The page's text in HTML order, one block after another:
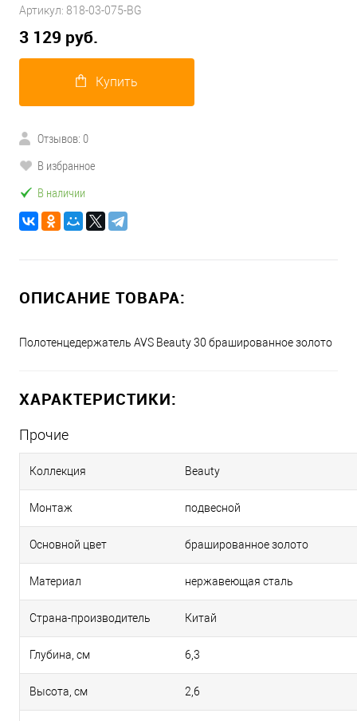
Артикул: 818-03-075-BG
3 129 руб.
Купить
Отзывов: 0
В избранное
В наличии
ОПИСАНИЕ ТОВАРА:
Полотенцедержатель AVS Beauty 30 брашированное золото
ХАРАКТЕРИСТИКИ:
Прочие
Коллекция Beauty
Монтаж подвесной
Основной цвет брашированное золото
Материал нержавеющая сталь
Страна-производитель Китай
Глубина, см 6,3
Высота, см 2,6